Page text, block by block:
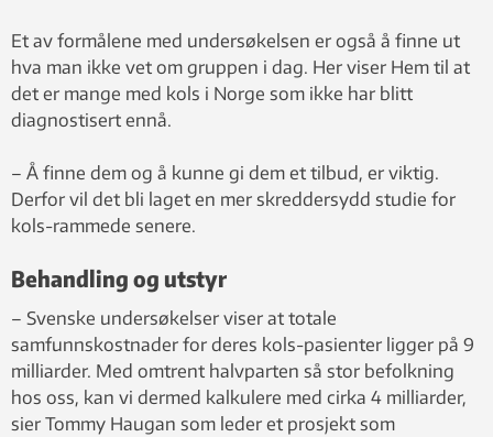
Et av formålene med undersøkelsen er også å finne ut
hva man ikke vet om gruppen i dag. Her viser Hem til at
det er mange med kols i Norge som ikke har blitt
diagnostisert ennå.
– Å finne dem og å kunne gi dem et tilbud, er viktig.
Derfor vil det bli laget en mer skreddersydd studie for
kols-rammede senere.
Behandling og utstyr
– Svenske undersøkelser viser at totale
samfunnskostnader for deres kols-pasienter ligger på 9
milliarder. Med omtrent halvparten så stor befolkning
hos oss, kan vi dermed kalkulere med cirka 4 milliarder,
sier Tommy Haugan som leder et prosjekt som